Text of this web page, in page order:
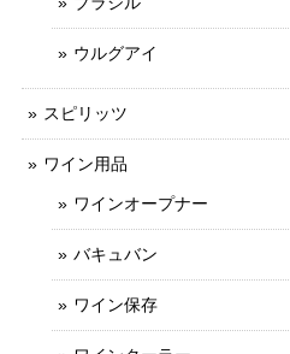
ウルグアイ
スピリッツ
ワイン用品
ワインオープナー
バキュバン
ワイン保存